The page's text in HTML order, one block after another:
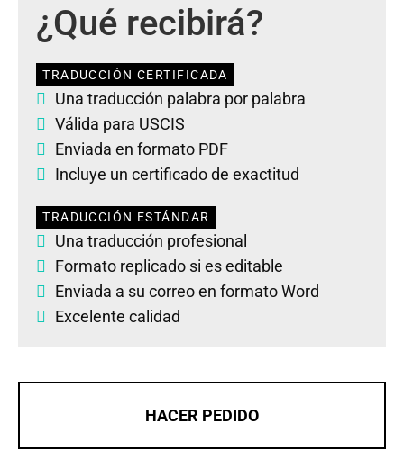
¿Qué recibirá?
TRADUCCIÓN CERTIFICADA
Una traducción palabra por palabra
Válida para USCIS
Enviada en formato PDF
Incluye un certificado de exactitud
TRADUCCIÓN ESTÁNDAR
Una traducción profesional
Formato replicado si es editable
Enviada a su correo en formato Word
Excelente calidad
HACER PEDIDO